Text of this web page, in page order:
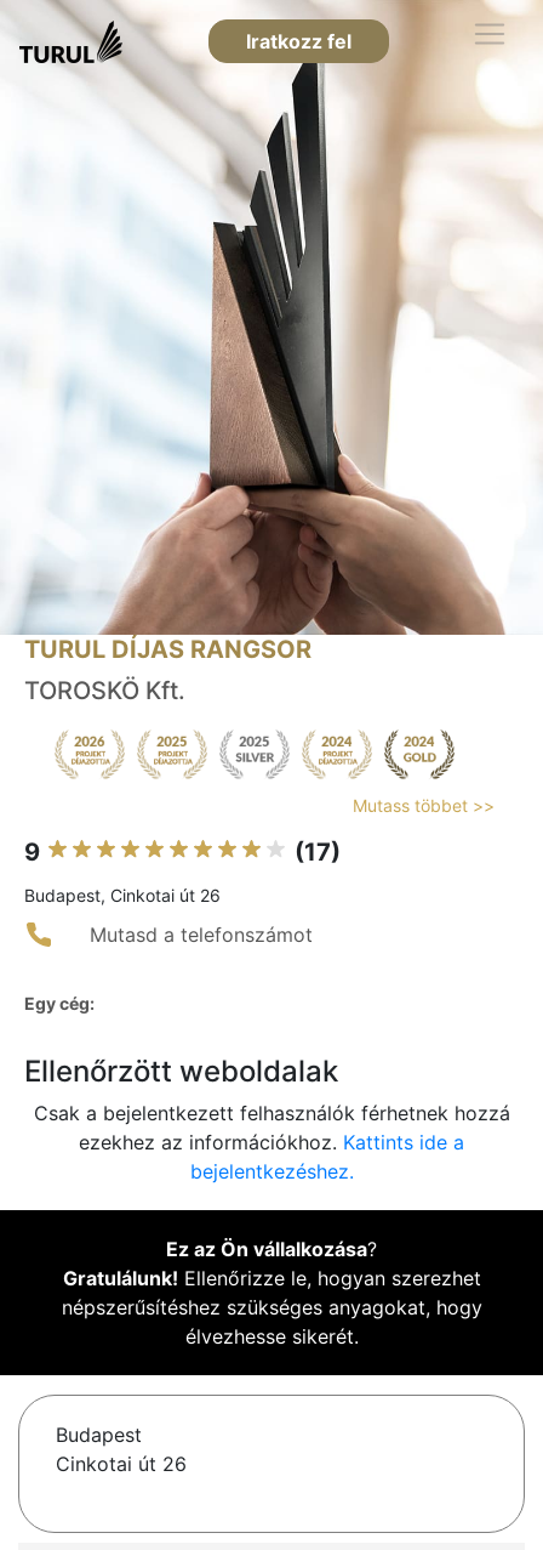
Iratkozz fel
TURUL DÍJAS RANGSOR
TOROSKÖ Kft.
Mutass többet >>
9 (17)
Budapest, Cinkotai út 26
Mutasd a telefonszámot
Egy cég:
Ellenőrzött weboldalak
Csak a bejelentkezett felhasználók férhetnek hozzá
ezekhez az információkhoz. Kattints ide a
bejelentkezéshez.
Ez az Ön vállalkozása?
Gratulálunk! Ellenőrizze le, hogyan szerezhet
népszerűsítéshez szükséges anyagokat, hogy
élvezhesse sikerét.
Budapest
Cinkotai út 26